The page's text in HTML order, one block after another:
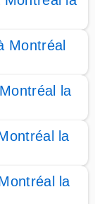
Montréal
la
la
la